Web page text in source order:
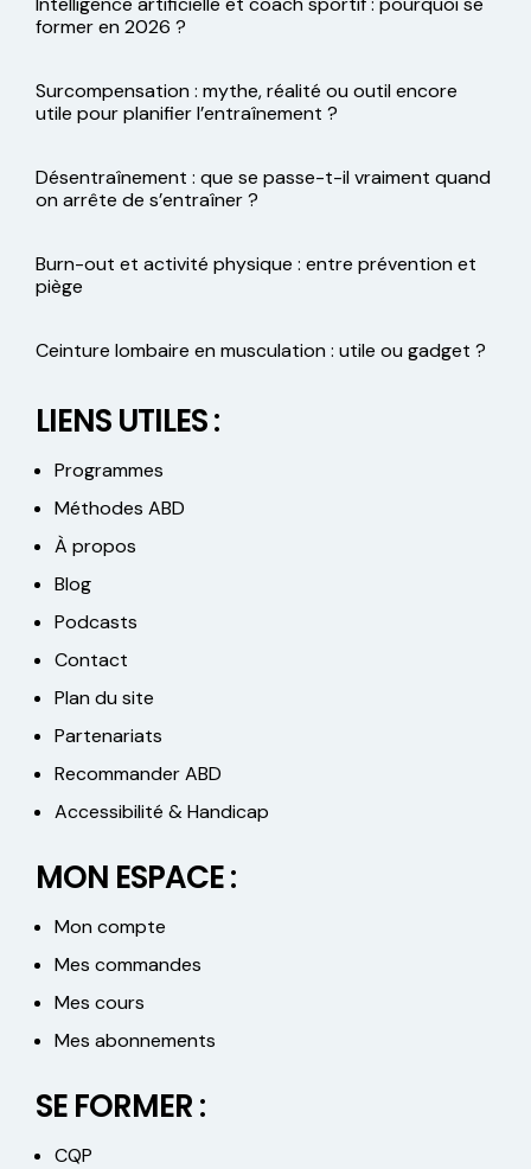
former en 2026 ?
Surcompensation : mythe, réalité ou outil encore
utile pour planifier l’entraînement ?
Désentraînement : que se passe-t-il vraiment quand
on arrête de s’entraîner ?
Burn-out et activité physique : entre prévention et
piège
Ceinture lombaire en musculation : utile ou gadget ?
LIENS UTILES :
Programmes
Méthodes ABD
À propos
Blog
Podcasts
Contact
Plan du site
Partenariats
Recommander ABD
Accessibilité & Handicap
MON ESPACE :
Mon compte
Mes commandes
Mes cours
Mes abonnements
SE FORMER :
CQP